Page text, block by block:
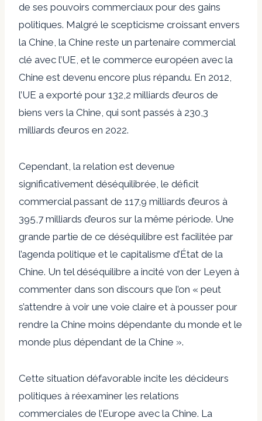
de ses pouvoirs commerciaux pour des gains
politiques. Malgré le scepticisme croissant envers
la Chine, la Chine reste un partenaire commercial
clé avec l’UE, et le commerce européen avec la
Chine est devenu encore plus répandu. En 2012,
l’UE a exporté pour 132,2 milliards d’euros de
biens vers la Chine, qui sont passés à 230,3
milliards d’euros en 2022.
Cependant, la relation est devenue
significativement déséquilibrée, le déficit
commercial passant de 117,9 milliards d’euros à
395,7 milliards d’euros sur la même période. Une
grande partie de ce déséquilibre est facilitée par
l’agenda politique et le capitalisme d’État de la
Chine. Un tel déséquilibre a incité von der Leyen à
commenter dans son discours que l’on « peut
s’attendre à voir une voie claire et à pousser pour
rendre la Chine moins dépendante du monde et le
monde plus dépendant de la Chine ».
Cette situation défavorable incite les décideurs
politiques à réexaminer les relations
commerciales de l’Europe avec la Chine. La